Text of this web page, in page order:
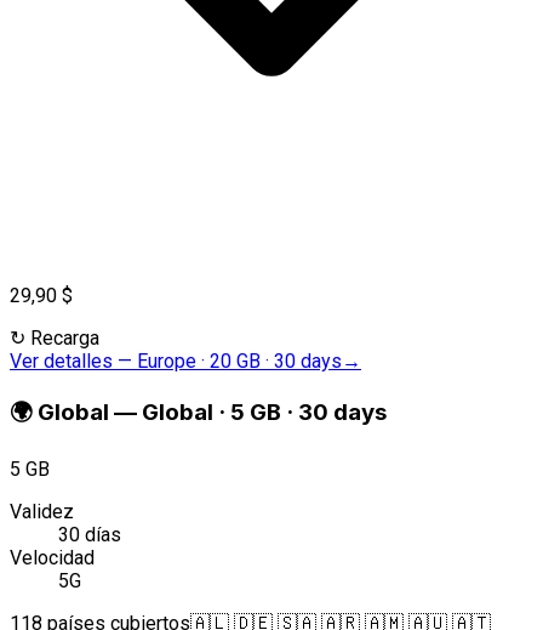
29,90 $
↻ Recarga
Ver detalles — Europe · 20 GB · 30 days →
🌍 Global — Global · 5 GB · 30 days
5 GB
Validez
30 días
Velocidad
5G
118 países cubiertos🇦🇱 🇩🇪 🇸🇦 🇦🇷 🇦🇲 🇦🇺 🇦🇹